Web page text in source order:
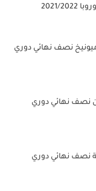
2022
ميونيخ نصف نهائي دوري
نصف نهائي دوري
نصف نهائي دوري